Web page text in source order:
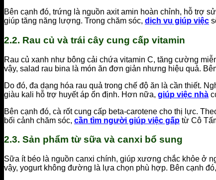
Bên cạnh đó, trứng là nguồn axit amin hoàn chỉnh, hỗ trợ
giúp tăng năng lượng. Trong chăm sóc, dịch vụ giúp việc
2.2. Rau củ và trái cây cung cấp vitamin
Rau củ xanh như bông cải chứa vitamin C, tăng cường
vậy, salad rau bina là món ăn đơn giản nhưng hiệu quả.
Do đó, đa dạng hóa rau quả trong chế độ ăn là cần thiết.
giàu kali hỗ trợ huyết áp ổn định. Hơn nữa, giúp việc nhà
Bên cạnh đó, cà rốt cung cấp beta-carotene cho thị lực.
bối cảnh chăm sóc, cần tìm người giúp việc gấp từ Cô
2.3. Sản phẩm từ sữa và canxi bổ sung
Sữa ít béo là nguồn canxi chính, giúp xương chắc khỏe ở
vậy, yogurt không đường là lựa chọn phù hợp. Bên cạnh